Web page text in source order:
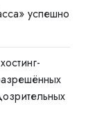
успешно